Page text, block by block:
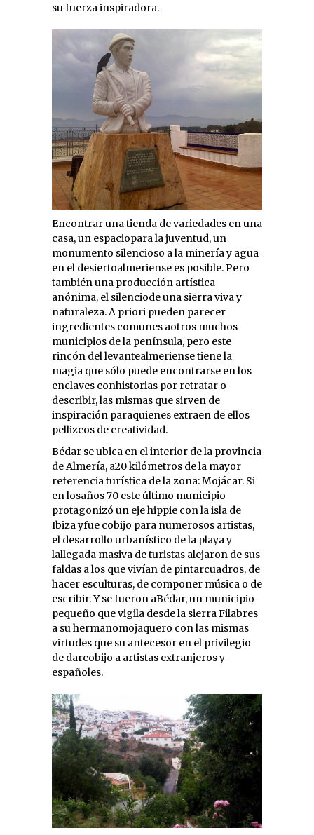
su fuerza inspiradora.
Encontrar una tienda de variedades en una
casa, un espaciopara la juventud, un
monumento silencioso a la minería y agua
en el desiertoalmeriense es posible. Pero
también una producción artística
anónima, el silenciode una sierra viva y
naturaleza. A priori pueden parecer
ingredientes comunes aotros muchos
municipios de la península, pero este
rincón del levantealmeriense tiene la
magia que sólo puede encontrarse en los
enclaves conhistorias por retratar o
describir, las mismas que sirven de
inspiración paraquienes extraen de ellos
pellizcos de creatividad.
Bédar se ubica en el interior de la provincia
de Almería, a20 kilómetros de la mayor
referencia turística de la zona: Mojácar. Si
en losaños 70 este último municipio
protagonizó un eje hippie con la isla de
Ibiza yfue cobijo para numerosos artistas,
el desarrollo urbanístico de la playa y
lallegada masiva de turistas alejaron de sus
faldas a los que vivían de pintarcuadros, de
hacer esculturas, de componer música o de
escribir. Y se fueron aBédar, un municipio
pequeño que vigila desde la sierra Filabres
a su hermanomojaquero con las mismas
virtudes que su antecesor en el privilegio
de darcobijo a artistas extranjeros y
españoles.